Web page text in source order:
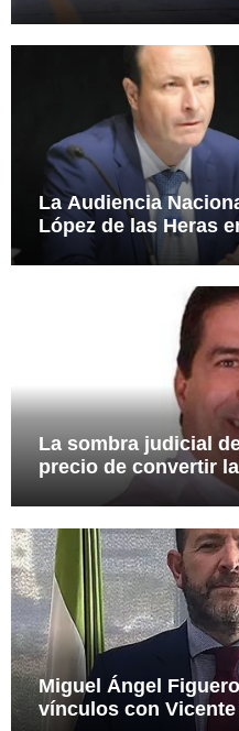
Reunidos
La Audiencia
López de las Heras
presuntas
112,8 millones a
La sombra judicial
precio de convertir
Miguel Ángel
vínculos con Vicente